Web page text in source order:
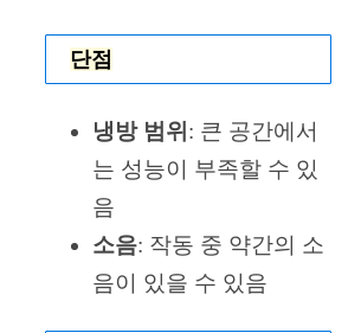
단점
냉방 범위 : 큰 공간에서
는 성능이 부족할 수 있
음
소음: 작동 중 약간의 소
음이 있을 수 있음